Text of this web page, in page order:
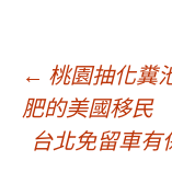
文
章
← 桃園抽化糞
肥的美國移民
台北免留車